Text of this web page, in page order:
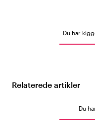
Du har
Relaterede artikler
Du